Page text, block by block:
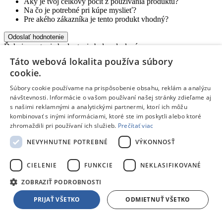
Na čo je potrebné pri kúpe myslieť?
Pre akého zákazníka je tento produkt vhodný?
Odoslať hodnotenie
Ďakujeme, tvoje hodnotenie bolo odoslané.
Nový automatický kávovar Eletta Explore od spoločnosti
Čítať článok
BlogNavigačné schopnosti robotických kosačiek Ecovacs
potreby inštalácie obvodových káblov. Zabudnite na zložitú,
finančne nákladnú a dlhotrvajúcu inštaláciu. Robotická kosačka je
pripravená už za pár minút. Inteligentné plánovanie kosenia,
vyhýbanie sa prekážkam či zakázané zóny sú pri robotických
kosačkách Ecovacs samozrejmosťou.
Čítať článok
Záleží nám na našich zákazníkoch.
Spoznaj nás a zisti, prečo sa
nákup u nás skutočne oplatí.
Táto webová lokalita používa súbory
cookie.
Súbory cookie používame na prispôsobenie obsahu, reklám a analýzu
návštevnosti. Informácie o vašom používaní našej stránky zdieľame aj
s našimi reklamnými a analytickými partnermi, ktorí ich môžu
kombinovať s inými informáciami, ktoré ste im poskytli alebo ktoré
zhromaždili pri používaní ich služieb. Prečítať viac
NEVYHNUTNE POTREBNÉ
VÝKONNOSŤ
CIELENIE FUNKCIE NEKLASIFIKOVANÉ
ZOBRAZIŤ PODROBNOSTI
PRIJAŤ VŠETKO ODMIETNUŤ VŠETKO